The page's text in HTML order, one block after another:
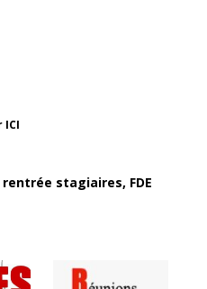
ICI
stagiaires, FDE